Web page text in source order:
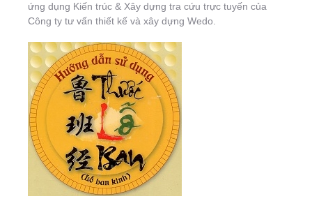
ứng dụng Kiến trúc & Xây dựng tra cứu trực tuyến của
Công ty tư vấn thiết kế và xây dựng Wedo.